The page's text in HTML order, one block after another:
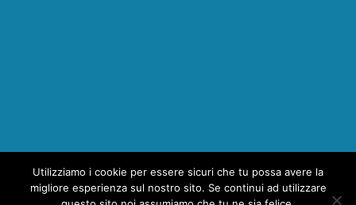
Utilizziamo i cookie per essere sicuri che tu possa avere la
migliore esperienza sul nostro sito. Se continui ad utilizzare